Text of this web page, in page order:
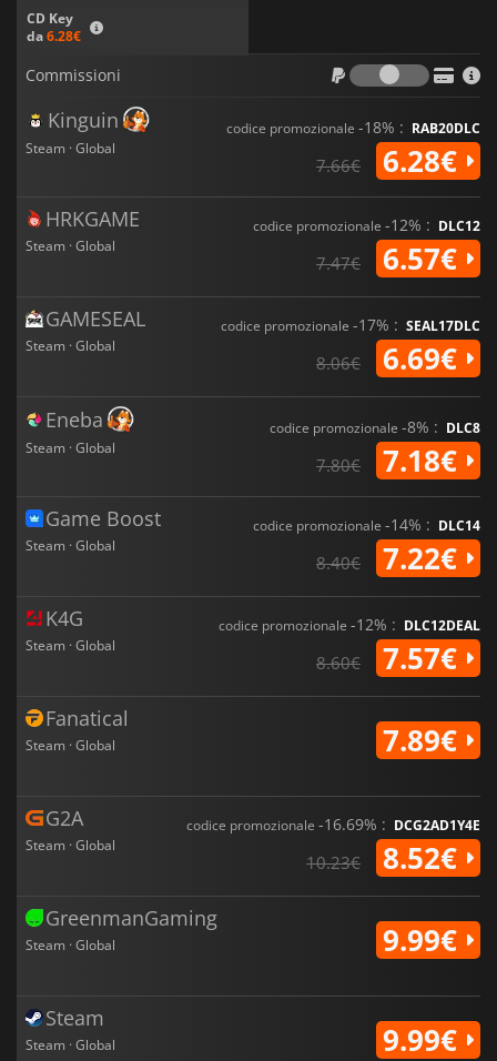
CD Key
da6.28€
Commissioni
Kinguin
Steam · Global
codice promozionale -18% : RAB20DLC
7.66€ 6.28€
HRKGAME
Steam · Global
codice promozionale -12% : DLC12
7.47€ 6.57€
GAMESEAL
Steam · Global
codice promozionale -17% : SEAL17DLC
8.06€ 6.69€
Eneba
Steam · Global
codice promozionale -8% : DLC8
7.80€ 7.18€
Game Boost
Steam · Global
codice promozionale -14% : DLC14
8.40€ 7.22€
K4G
Steam · Global
codice promozionale -12% : DLC12DEAL
8.60€ 7.57€
Fanatical
Steam · Global 7.89€
G2A
Steam · Global
codice promozionale -16.69% : DCG2AD1Y4E
10.23€ 8.52€
GreenmanGaming
Steam · Global 9.99€
Steam
Steam · Global 9.99€